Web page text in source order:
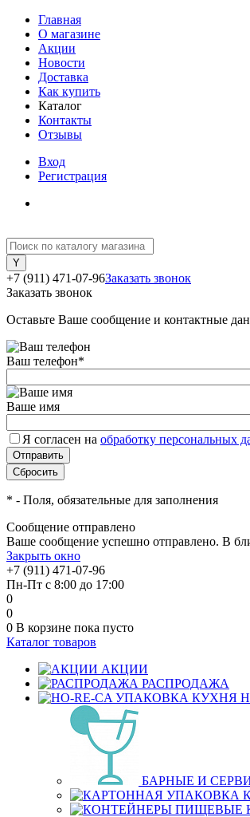
Главная
О магазине
Акции
Новости
Доставка
Как купить
Каталог
Контакты
Отзывы
Вход
Регистрация
+7 (911) 471-07-96Заказать звонок
Заказать звонок
Оставьте Ваше сообщение и контактные
Ваш телефон*
Ваше имя
Я согласен на обработку персональных
* - Поля, обязательные для заполнения
Сообщение отправлено
Ваше сообщение успешно отправлено. В
Закрыть окно
+7 (911) 471-07-96
Пн-Пт с 8:00 до 17:00
0
0
0 В корзине пока пусто
Каталог товаров
АКЦИИ
РАСПРОДАЖА
БАРНЫЕ И